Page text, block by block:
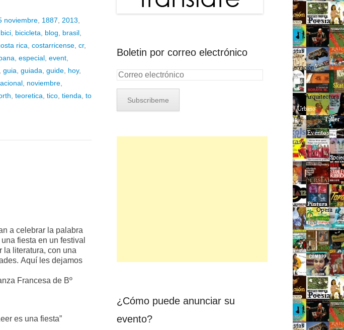
noviembre 1887 2013
bici bicicleta blog brasil
rica costarricense cr,
especial event
guia guiada guide hoy,
noviembre
teoretica tico tienda to
a celebrar la palabra
fiesta en un festival
la literatura, con una
Aquí les dejamos
Francesa de Bº
es una fiesta”
Boletin por correo electrónico
¿Cómo puede anunciar su
evento?